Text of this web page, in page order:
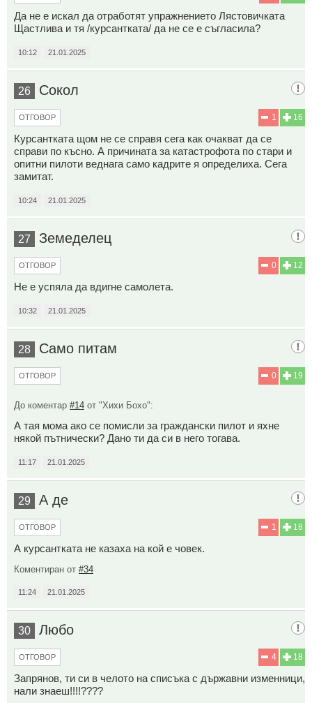
Да не е искал да отработят упражнението Лястовичката
Щастлива и тя /курсантката/ да не се е съгласила?
10:12 21.01.2025
26 Сокол
16
1
ОТГОВОР
Курсантката щом не се справя сега как очакват да се
справи по късно. А причината за катастрофота по стари и
опитни пилоти веднага само кадрите я определиха. Сега
замитат.
10:24 21.01.2025
27 Земеделец
12
0
ОТГОВОР
Не е успяла да вдигне самолета.
10:32 21.01.2025
28 Само питам
19
0
ОТГОВОР
До коментар #14 от "Хихи Бохо":
А тая мома ако се помисли за граждански пилот и яхне
някой пътнически? Дано ти да си в него тогава.
11:17 21.01.2025
29 А де
18
1
ОТГОВОР
А курсантката не казаха на кой е човек.
Коментиран от #34
11:24 21.01.2025
30 Любо
18
4
ОТГОВОР
Запрянов, ти си в челото на списъка с държавни изменници,
нали знаеш!!!!????